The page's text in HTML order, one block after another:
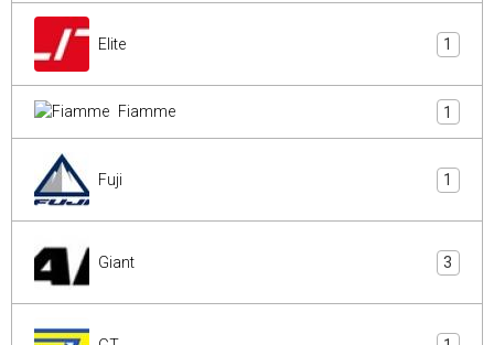
Elite 1
Fiamme 1
Fuji 1
Giant 3